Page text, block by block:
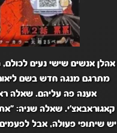
מתרגם מנגה חדש בשם
אענה פה עליהם. שאלה
קאגוראבאצ'י. שאלה שניה:
יש שיתופי פעולה, אבל